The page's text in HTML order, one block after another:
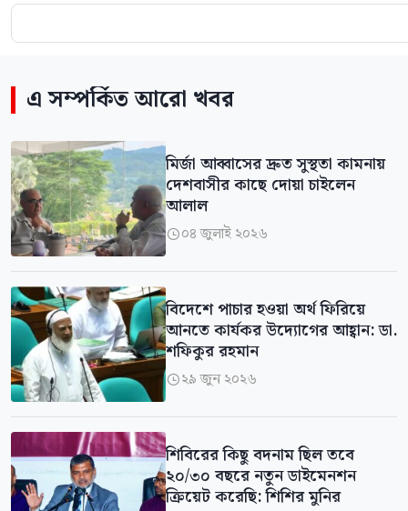
এ সম্পর্কিত আরো খবর
মির্জা আব্বাসের দ্রুত সুস্থতা কামনায়
দেশবাসীর কাছে দোয়া চাইলেন
আলাল
০৪ জুলাই ২০২৬
বিদেশে পাচার হওয়া অর্থ ফিরিয়ে
আনতে কার্যকর উদ্যোগের আহ্বান: ডা.
শফিকুর রহমান
২৯ জুন ২০২৬
শিবিরের কিছু বদনাম ছিল তবে
২০/৩০ বছরে নতুন ডাইমেনশন
ক্রিয়েট করেছি: শিশির মুনির